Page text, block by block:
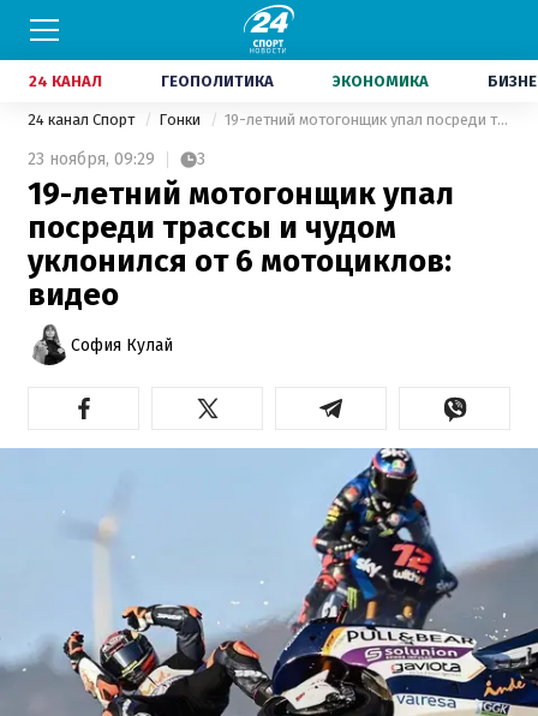
24 КАНАЛ ГЕОПОЛИТИКА ЭКОНОМИКА
24 канал Спорт Гонки 19-летний мотогонщик упал посреди трассы и чудом уклонился от 6 мотоциклов: видео
23 ноября, 09:29 3
19-летний мотогонщик упал
посреди трассы и чудом
уклонился от 6 мотоциклов:
видео
София Кулай